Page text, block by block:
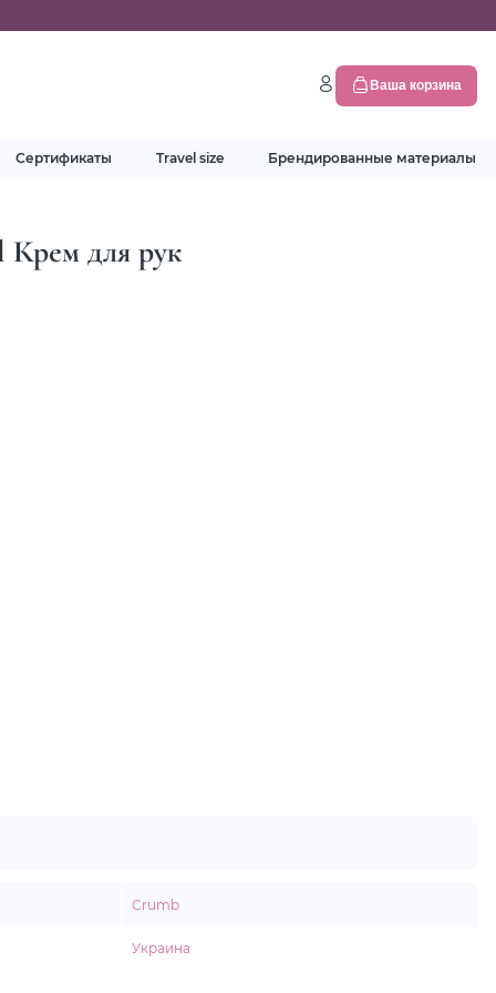
Ваша корзина
Сертификаты Travel size Брендированные материалы
для рук
Crumb
Украина